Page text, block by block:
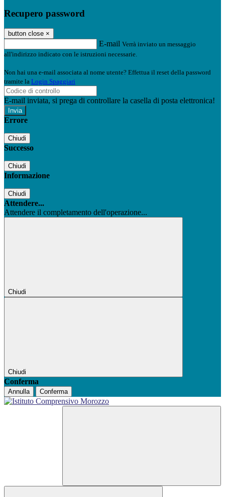
Recupero password
button close ×
E-mail Verrà inviato un messaggio
all'indirizzo indicato con le istruzioni necessarie.
Non hai una e-mail associata al nome utente? Effettua il reset della password
tramite la Login Spaggiari
E-mail inviata, si prega di controllare la casella di posta elettronica!
Errore
Chiudi
Successo
Chiudi
Informazione
Chiudi
Attendere...
Attendere il completamento dell'operazione...
Chiudi
Chiudi
Conferma
Annulla Conferma